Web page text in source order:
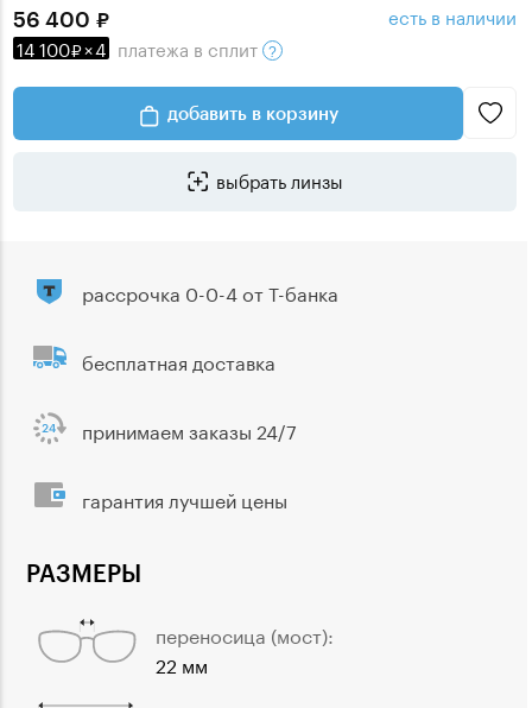
56 400
14 100 ×4 платежа в сплит
есть в наличии
добавить в корзину
выбрать линзы
РАЗМЕРЫ
переносица (мост):
22 мм
рассрочка 0-0-4 от Т-банка
бесплатная доставка
принимаем заказы 24/7
гарантия лучшей цены